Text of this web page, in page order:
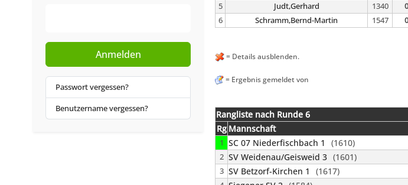
Anmelden
Passwort vergessen?
Benutzername vergessen?
5
Judt,Gerhard 1340
6
Schramm,Bernd-Martin 1547
= Details ausblenden.
= Ergebnis gemeldet von
Rangliste nach Runde 6
Rg Mannschaft
1 SC 07 Niederfischbach 1 (1610)
2 SV Weidenau/Geisweid 3 (1601)
3 SV Betzorf-Kirchen 1 (1617)